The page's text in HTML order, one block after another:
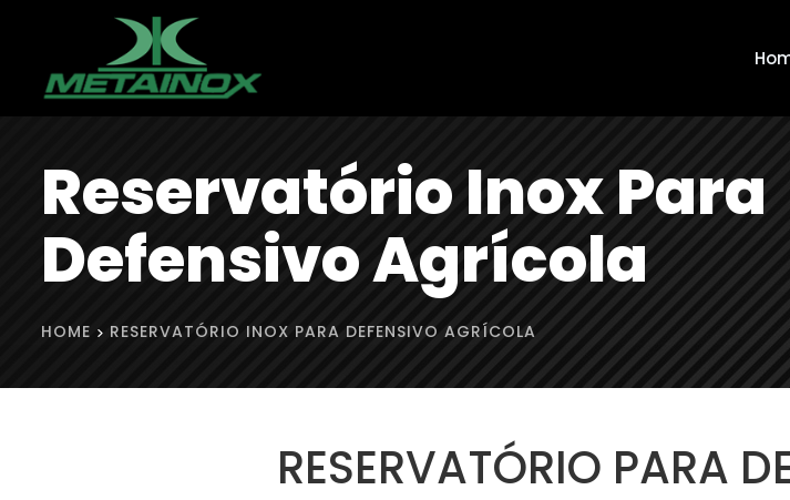
Reservatório Inox Para
Defensivo Agrícola
HOME RESERVATÓRIO INOX PARA DEFENSIVO AGRÍCOLA
RESERVATÓRIO PARA